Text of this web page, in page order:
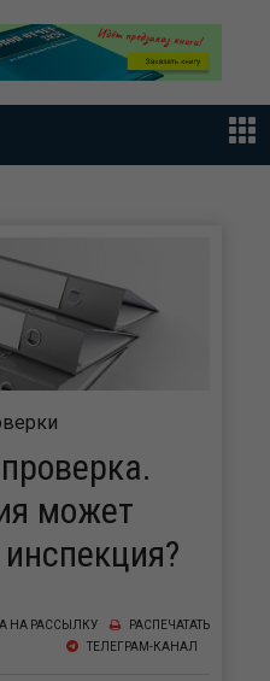
может
РАСПЕЧАТАТЬ
НА РАССЫЛКУ
ТЕЛЕГРАМ-КАНАЛ